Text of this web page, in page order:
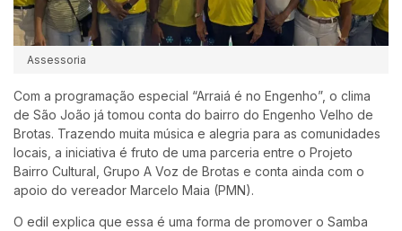
Assessoria
Com a programação especial “Arraiá é no Engenho”, o clima
de São João já tomou conta do bairro do Engenho Velho de
Brotas. Trazendo muita música e alegria para as comunidades
locais, a iniciativa é fruto de uma parceria entre o Projeto
Bairro Cultural, Grupo A Voz de Brotas e conta ainda com o
apoio do vereador Marcelo Maia (PMN).
O edil explica que essa é uma forma de promover o Samba